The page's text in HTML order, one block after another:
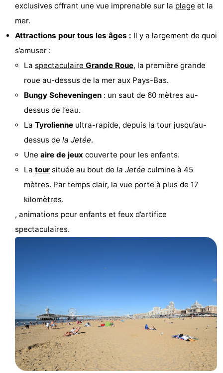
jeux
de
jeux
intérieures
villes
Nature
Visites
guidées
Sports
Faire
du
Randonnée
Terrains
de
Surfen
Peche
Sportive
Equitation
Boire
Événements
Stationnement
Adresses
Médicales
Région
exclusives offrant une vue imprenable sur la plage et la
mer.
Attractions pour tous les âges : Il y a largement de quoi
s’amuser :
La spectaculaire Grande Roue, la première grande
roue au-dessus de la mer aux Pays-Bas.
Bungy Scheveningen : un saut de 60 mètres au-
dessus de l’eau.
La Tyrolienne ultra-rapide, depuis la tour jusqu’au-
dessus de la Jetée.
Une aire de jeux couverte pour les enfants.
La tour située au bout de la Jetée culmine à 45
mètres. Par temps clair, la vue porte à plus de 17
kilomètres.
, animations pour enfants et feux d’artifice
spectaculaires.